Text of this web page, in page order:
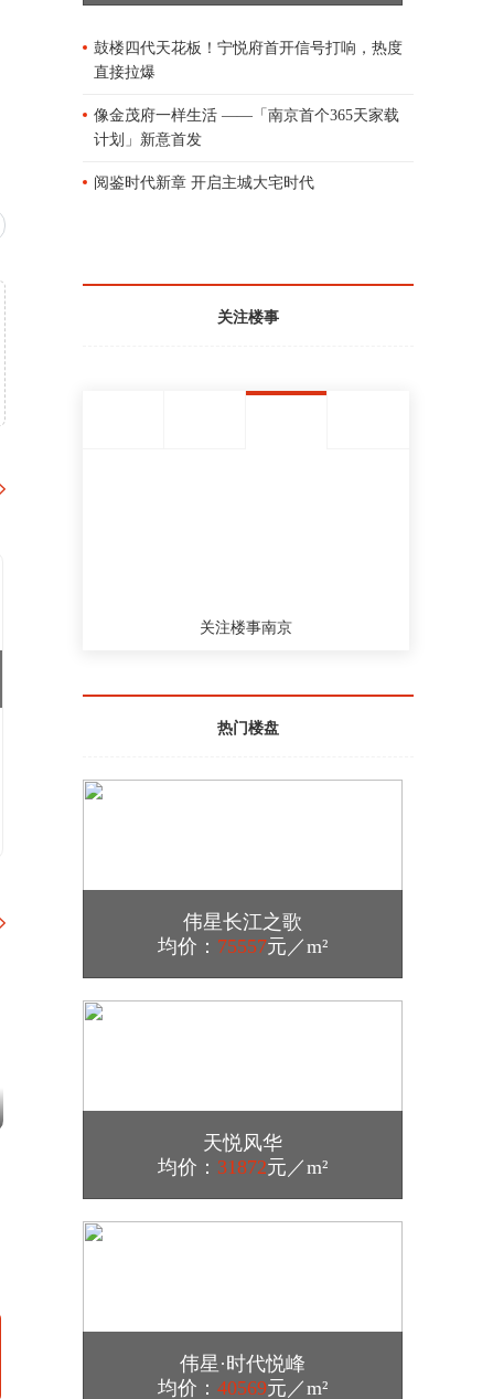
2023-06-11 期
楼事小道 | 2023年第9期：房企动作频频
2023-05-14 期
楼事小道 | 2023年第7期
78993
二手住宅成交15万平方米，环比下滑11.
户套数为2012年3月以来的最低值。
2021-11-03 18:40
园、世茂、美的等公司洽谈】据澎湃报
2021-11-01 18:55
告，董事会注意到若干媒体报导有关公司
汉置业被出具限制消费令及列为失信名
11月1日，西安市住房保障工作领导小组发
布《关于暂停共有产权住房购房资格审核
2021-11-01 16:05
【绿地控股：净负债率降至100％以下 第
息，截至10月底，绿地控股净负债率指标
【雅居乐与广州开发区控股合作 80亿打造
粤港澳大湾区科技金融中心】10月28日上
鼓楼四代天花板！宁悦府首开信号打响，热度
直接拉爆
像金茂府一样生活 ——「南京首个365天家载
计划」新意首发
阅鉴时代新章 开启主城大宅时代
关注楼事
关注楼事南京
热门楼盘
伟星长江之歌
均价： 75557元／m²
天悦风华
均价： 31872元／m²
伟星·时代悦峰
均价： 40569元／m²